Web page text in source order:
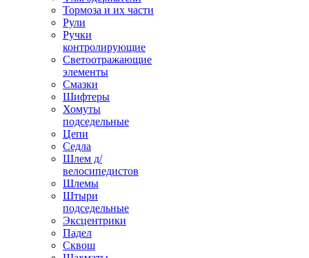
Тормоза и их части
Рули
Ручки
контролирующие
Светоотражающие
элементы
Смазки
Шифтеры
Хомуты
подседельные
Цепи
Седла
Шлем д/
велосипедистов
Шлемы
Штыри
подседельные
Эксцентрики
Падел
Сквош